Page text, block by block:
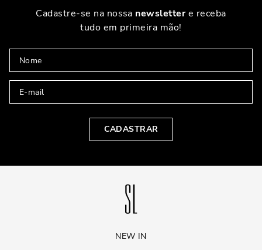
Cadastre-se na nossa newslettere receba
tudo em primeira mão!
CADASTRAR
NEW IN